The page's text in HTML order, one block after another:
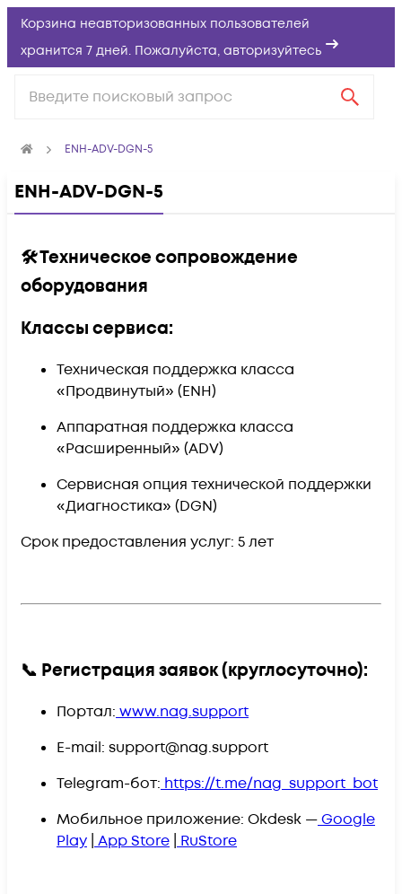
Корзина неавторизованных пользователей
хранится 7 дней. Пожалуйста, авторизуйтесь
ENH-ADV-DGN-5
ENH-ADV-DGN-5
🛠️ Техническое сопровождение
оборудования
Классы сервиса:
Техническая поддержка класса
«Продвинутый» (ENH)
Аппаратная поддержка класса
«Расширенный» (ADV)
Сервисная опция технической поддержки
«Диагностика» (DGN)
Срок предоставления услуг: 5 лет
📞 Регистрация заявок (круглосуточно):
Портал: www.nag.support
E-mail: support@nag.support
Telegram-бот: https://t.me/nag_support_bot
Мобильное приложение: Okdesk —Google
Play App Store RuStore